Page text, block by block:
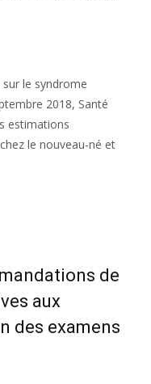
le syndrome
2018, Santé
estimations
le nouveau-né et
de
aux
des examens